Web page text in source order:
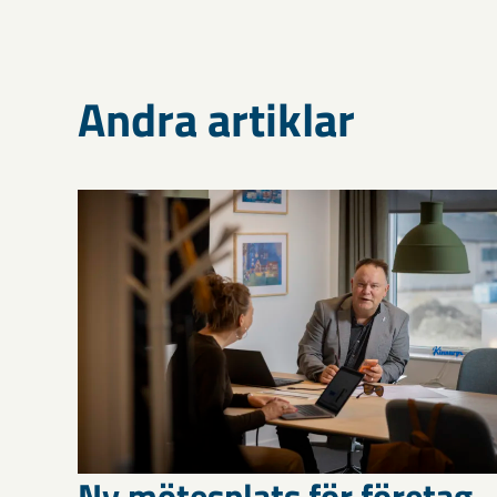
Andra artiklar